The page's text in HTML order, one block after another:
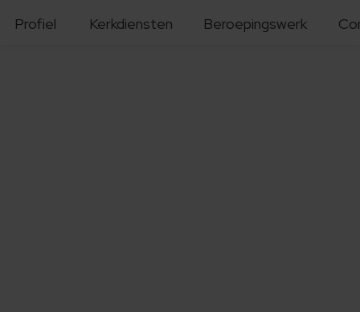
Profiel Kerkdiensten Beroepingswerk